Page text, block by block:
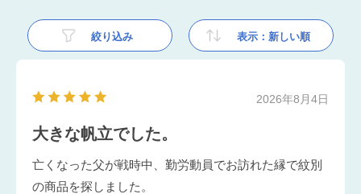
絞り込み 表示：新しい順
2026年8月4日
大きな帆立でした。
亡くなった父が戦時中、勤労動員でお訪れた縁で紋別
の商品を探しました。